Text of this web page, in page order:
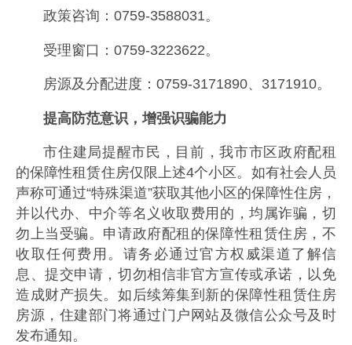
政策咨询：0759-3588031。
受理窗口：0759-3223622。
房源及分配进度：0759-3171890、3171910。
提高防范意识，增强识骗能力
市住建局提醒市民，目前，我市市区政府配租
的保障性租赁住房仅限上述4个小区。如有社会人员
声称可通过“特殊渠道”获取其他小区的保障性住房，
并以代办、中介等名义收取费用的，均属诈骗，切
勿上当受骗。申请政府配租的保障性租赁住房，不
收取任何费用。请务必通过官方权威渠道了解信
息、提交申请，切勿相信非官方宣传或承诺，以免
造成财产损失。如后续筹集到新的保障性租赁住房
房源，住建部门将通过门户网站及微信公众号及时
发布通知。